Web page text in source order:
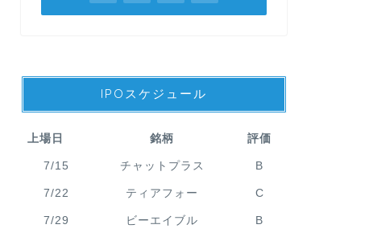
IPOスケジュール
上場日 銘柄 評価
7/15 チャットプラス B
7/22 ティアフォー C
7/29 ビーエイブル B